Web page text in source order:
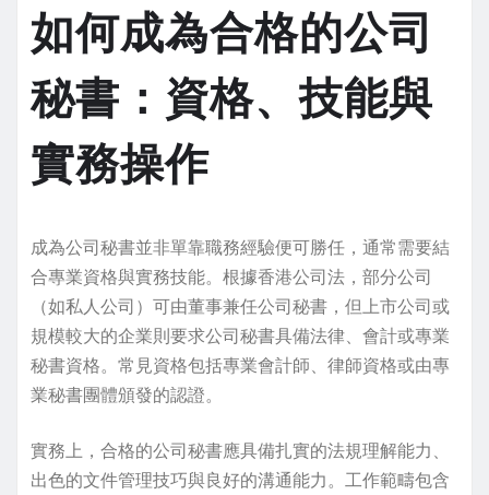
如何成為合格的公司
秘書：資格、技能與
實務操作
成為公司秘書並非單靠職務經驗便可勝任，通常需要結
合專業資格與實務技能。根據香港公司法，部分公司
（如私人公司）可由董事兼任公司秘書，但上市公司或
規模較大的企業則要求公司秘書具備法律、會計或專業
秘書資格。常見資格包括專業會計師、律師資格或由專
業秘書團體頒發的認證。
實務上，合格的公司秘書應具備扎實的法規理解能力、
出色的文件管理技巧與良好的溝通能力。工作範疇包含